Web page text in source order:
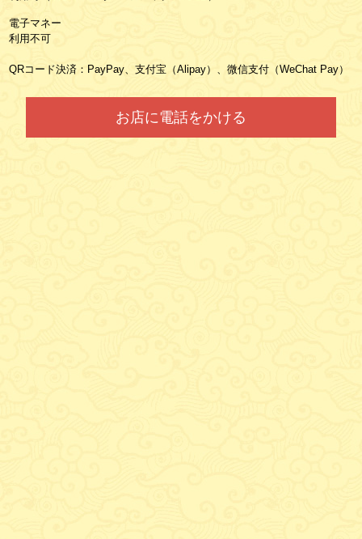
電子マネー
利用不可
QRコード決済：PayPay、支付宝（Alipay）、微信支付（WeChat Pay）
お店に電話をかける